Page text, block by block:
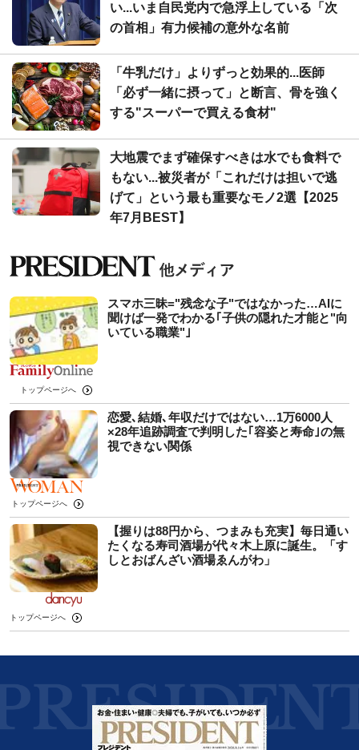
い...いま自民党内で急浮上している「次
の首相」有力候補の意外な名前
「牛乳だけ」よりずっと効果的...医師
「必ず一緒に摂って」と断言、骨を強く
する"スーパーで買える食材"
大地震でまず確保すべきは水でも食料で
もない...被災者が「これだけは担いで逃
げて」という最も重要なモノ2選【2025
年7月BEST】
スマホ三昧="残念な子"ではなかった…AIに
聞けば一発でわかる｢子供の隠れた才能と"向
いている職業"｣
トップページへ
恋愛､結婚､年収だけではない…1万6000人
×28年追跡調査で判明した｢容姿と寿命｣の無
視できない関係
トップページへ
【握りは88円から、つまみも充実】毎日通い
たくなる寿司酒場が代々木上原に誕生。「す
しとおばんざい酒場ゑんがわ」
トップページへ